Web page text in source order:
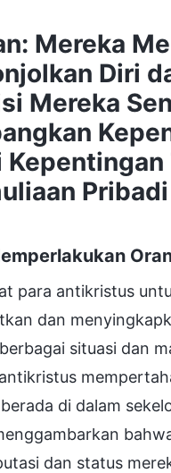
Mereka
Diri
Mereka
para antikristus
dan
situasi dan
di dalam
dan status